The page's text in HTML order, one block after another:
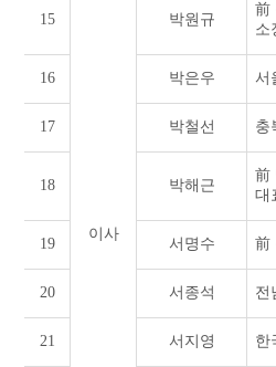
이사
15 박원규
前
소
16 박은우 서
17 박철선 충
18 박해근
前
대
19 서명수 前
20 서종석 전
21 서지영 한